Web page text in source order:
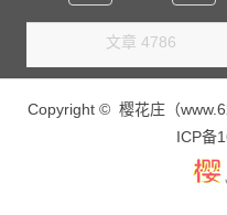
文章 4786
Copyright © 樱花庄（
ICP备